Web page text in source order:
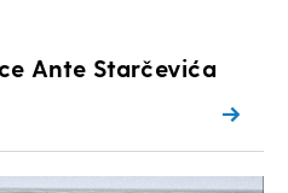
Ante Starčevića